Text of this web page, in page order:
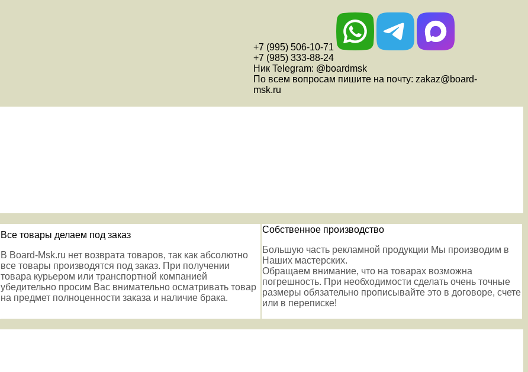
+7 (995) 506-10-71
+7 (985) 333-88-24
Ник Telegram: @boardmsk
По всем вопросам пишите на почту: zakaz@board-
msk.ru
Все товары делаем под заказ
В Board-Msk.ru нет возврата товаров, так как абсолютно
все товары производятся под заказ. При получении
товара курьером или транспортной компанией
убедительно просим Вас внимательно осматривать товар
на предмет полноценности заказа и наличие брака.
Собственное производство
Большую часть рекламной продукции Мы производим в
Наших мастерских.
Обращаем внимание, что на товарах возможна
погрешность. При необходимости сделать очень точные
размеры обязательно прописывайте это в договоре, счете
или в переписке!